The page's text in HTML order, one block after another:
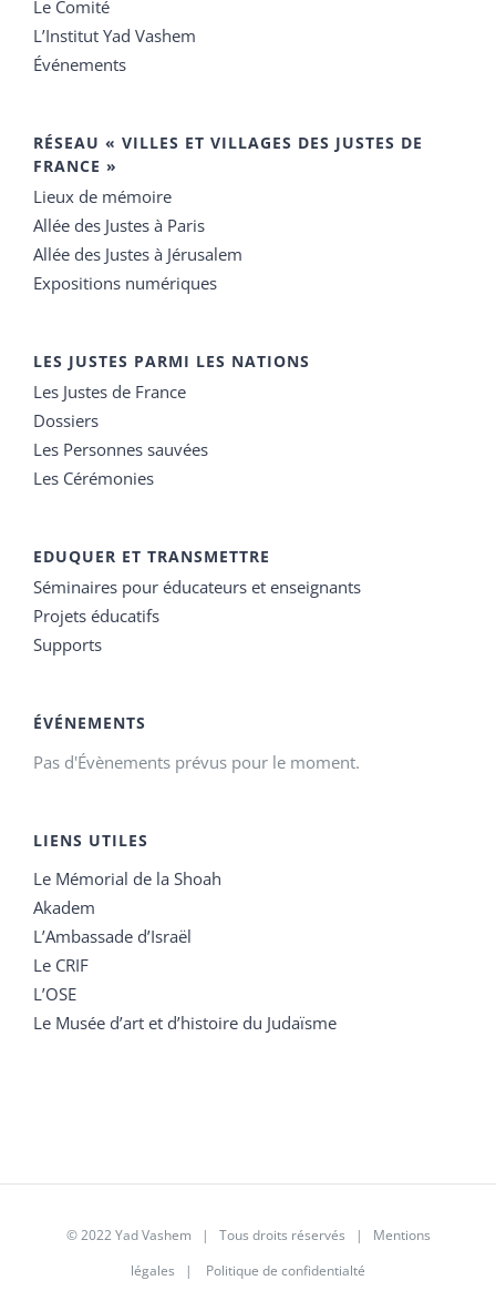
Le Comité
L’Institut Yad Vashem
Événements
RÉSEAU « VILLES ET VILLAGES DES JUSTES DE
FRANCE »
Lieux de mémoire
Allée des Justes à Paris
Allée des Justes à Jérusalem
Expositions numériques
LES JUSTES PARMI LES NATIONS
Les Justes de France
Dossiers
Les Personnes sauvées
Les Cérémonies
EDUQUER ET TRANSMETTRE
Séminaires pour éducateurs et enseignants
Projets éducatifs
Supports
ÉVÉNEMENTS
Pas d'Évènements prévus pour le moment.
LIENS UTILES
Le Mémorial de la Shoah
Akadem
L’Ambassade d’Israël
Le CRIF
L’OSE
Le Musée d’art et d’histoire du Judaïsme
© 2022 Yad Vashem | Tous droits réservés | Mentions
légales | Politique de confidentialté